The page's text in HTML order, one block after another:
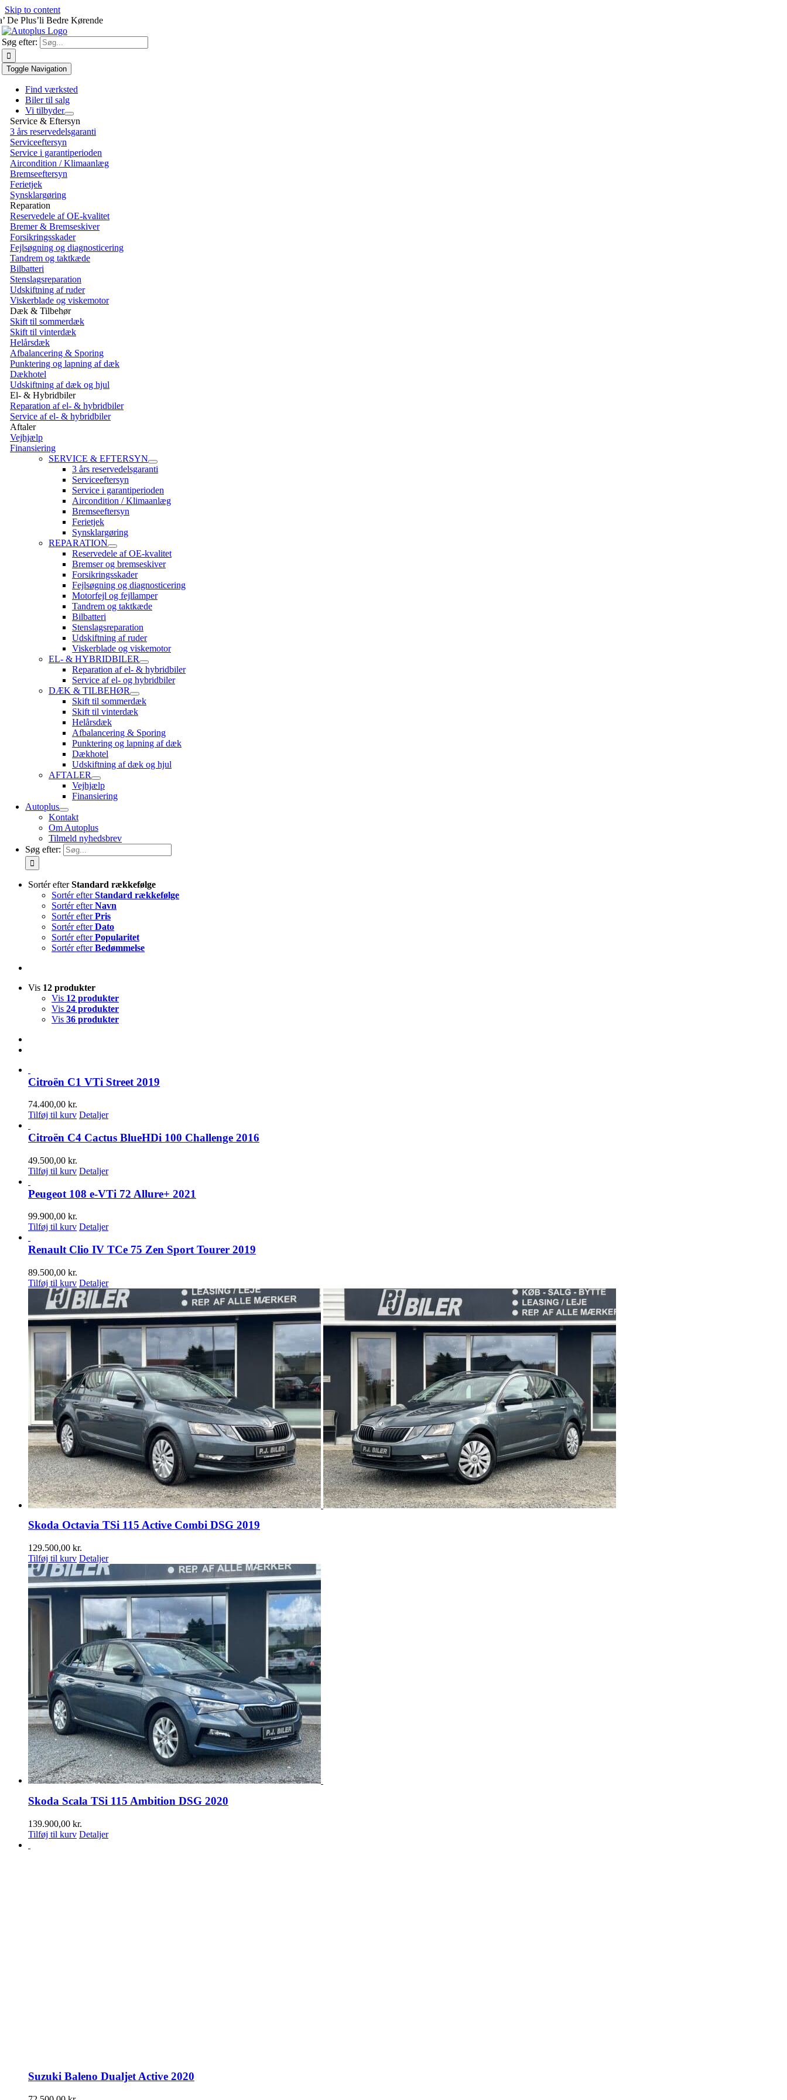
Skip to content
De Plus’li Bedre Kørende
Søg efter:
Toggle Navigation
Find værksted
Biler til salg
Vi tilbyder
Service & Eftersyn
3 års reservedelsgaranti
Serviceeftersyn
Service i garantiperioden
Aircondition / Klimaanlæg
Bremseeftersyn
Ferietjek
Synsklargøring
Reparation
Reservedele af OE-kvalitet
Bremer & Bremseskiver
Forsikringsskader
Fejlsøgning og diagnosticering
Tandrem og taktkæde
Bilbatteri
Stenslagsreparation
Udskiftning af ruder
Viskerblade og viskemotor
Dæk & Tilbehør
Skift til sommerdæk
Skift til vinterdæk
Helårsdæk
Afbalancering & Sporing
Punktering og lapning af dæk
Dækhotel
Udskiftning af dæk og hjul
El- & Hybridbiler
Reparation af el- & hybridbiler
Service af el- & hybridbiler
Aftaler
Vejhjælp
Finansiering
SERVICE & EFTERSYN
3 års reservedelsgaranti
Serviceeftersyn
Service i garantiperioden
Aircondition / Klimaanlæg
Bremseeftersyn
Ferietjek
Synsklargøring
REPARATION
Reservedele af OE-kvalitet
Bremser og bremseskiver
Forsikringsskader
Fejlsøgning og diagnosticering
Motorfejl og fejllamper
Tandrem og taktkæde
Bilbatteri
Stenslagsreparation
Udskiftning af ruder
Viskerblade og viskemotor
EL- & HYBRIDBILER
Reparation af el- & hybridbiler
Service af el- og hybridbiler
DÆK & TILBEHØR
Skift til sommerdæk
Skift til vinterdæk
Helårsdæk
Afbalancering & Sporing
Punktering og lapning af dæk
Dækhotel
Udskiftning af dæk og hjul
AFTALER
Vejhjælp
Finansiering
Autoplus
Kontakt
Om Autoplus
Tilmeld nyhedsbrev
Søg efter:
Sortér efterStandard rækkefølge
Sortér efterStandard rækkefølge
Sortér efterNavn
Sortér efterPris
Sortér efterDato
Sortér efterPopularitet
Sortér efterBedømmelse
Vis 12 produkter
Vis 12 produkter
Vis 24 produkter
Vis 36 produkter
Citroën C1 VTi Street 2019
74.400,00 kr.
Tilføj til kurv Detaljer
Citroën C4 Cactus BlueHDi 100 Challenge 2016
49.500,00 kr.
Tilføj til kurv Detaljer
Peugeot 108 e-VTi 72 Allure+ 2021
99.900,00 kr.
Tilføj til kurv Detaljer
Renault Clio IV TCe 75 Zen Sport Tourer 2019
89.500,00 kr.
Tilføj til kurv Detaljer
Skoda Octavia TSi 115 Active Combi DSG 2019
129.500,00 kr.
Tilføj til kurv Detaljer
Skoda Scala TSi 115 Ambition DSG 2020
139.900,00 kr.
Tilføj til kurv Detaljer
Suzuki Baleno Dualjet Active 2020